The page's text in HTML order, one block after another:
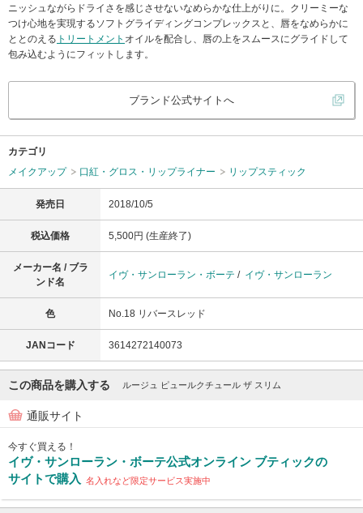
ニッシュながらドライさを感じさせないなめらかな仕上がりに。クリーミーな
つけ心地を実現するソフトグライディングコンプレックスと、唇をなめらかに
ととのえる トリートメント オイルを配合し、唇の上をスムースにグライドして
包み込むようにフィットします。
ブランド公式サイトへ
カテゴリ
メイクアップ
口紅・グロス・リップライナー リップスティック
発売日 2018/10/5
税込価格 5,500円 (生産終了)
メーカー名 / ブラ
ンド名
イヴ・サンローラン・ボーテ / イヴ・サンローラン
色 No.18 リバースレッド
JANコード 3614272140073
この商品を購入する ルージュ ピュールクチュール ザ スリム
通販サイト
今すぐ買える！
イヴ・サンローラン・ボーテ公式オンライン ブティックの
サイトで購入
名入れなど限定サービス実施中